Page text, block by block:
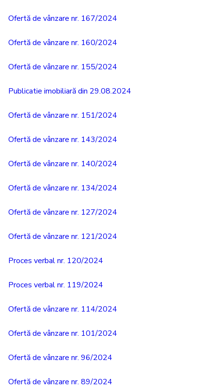
Ofertă de vânzare nr. 167/2024
Ofertă de vânzare nr. 160/2024
Ofertă de vânzare nr. 155/2024
Publicatie imobiliară din 29.08.2024
Ofertă de vânzare nr. 151/2024
Ofertă de vânzare nr. 143/2024
Ofertă de vânzare nr. 140/2024
Ofertă de vânzare nr. 134/2024
Ofertă de vânzare nr. 127/2024
Ofertă de vânzare nr. 121/2024
Proces verbal nr. 120/2024
Proces verbal nr. 119/2024
Ofertă de vânzare nr. 114/2024
Ofertă de vânzare nr. 101/2024
Ofertă de vânzare nr. 96/2024
Ofertă de vânzare nr. 89/2024